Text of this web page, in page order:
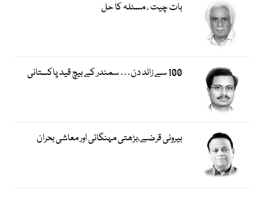
بات چیت ، مسئلہ کا حل
100 سے زائد دن… سمندر کے بیچ قید پاکستانی
بیرونی قرضے،بڑھتی مہنگائی اور معاشی بحران